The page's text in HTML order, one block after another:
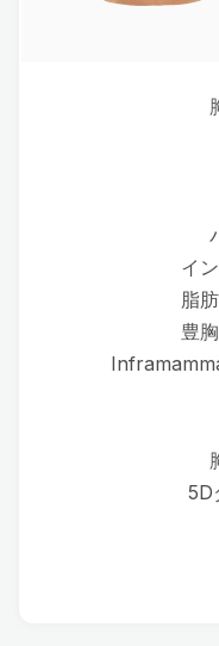
イ
脂
豊
5D